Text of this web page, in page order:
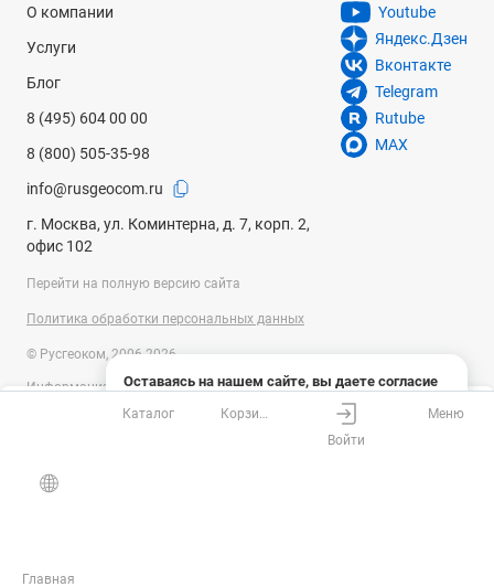
Оставаясь на нашем сайте, вы даете согласие
на использование файлов cookies и сбор данных
системами веб-аналитики
О компании
Услуги
Блог
8 (495) 604 00 00
8 (800) 505-35-98
info@rusgeocom.ru
г. Москва, ул. Коминтерна, д. 7, корп. 2,
офис 102
Youtube
Яндекс.Дзен
Вконтакте
Telegram
Rutube
MAX
Перейти на полную версию сайта
Политика обработки персональных данных
© Русгеоком, 2006-2026
Информация на сайте носит справочный характер и не является
публичной офертой, определяемой положениями Статьи 437
Гражданского кодекса Российской Федерации. Технические
изменены производителем без предварительного уведомления.
Уточняйте информацию у наших менеджеров.
Главная
Каталог
Корзина
Войти
Меню